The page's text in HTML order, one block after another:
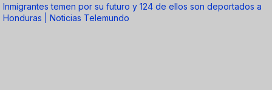
Inmigrantes temen por su futuro y 124 de ellos son deportados a
Honduras | Noticias Telemundo